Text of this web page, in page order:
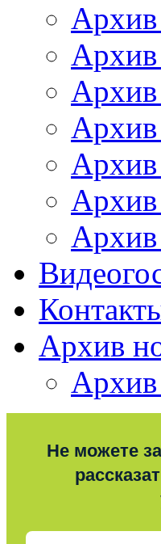
Архив
Архив
Архив
Архив
Архив
Архив
Архив
Архив
Архив
Не можете